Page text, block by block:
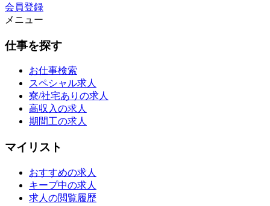
会員登録
メニュー
仕事を探す
お仕事検索
スペシャル求人
寮/社宅ありの求人
高収入の求人
期間工の求人
マイリスト
おすすめの求人
キープ中の求人
求人の閲覧履歴